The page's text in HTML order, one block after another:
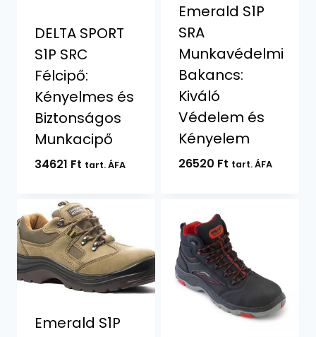
DELTA SPORT
S1P SRC
Félcipő:
Kényelmes és
Biztonságos
Munkacipő
34621 Ft tart. ÁFA
Emerald S1P
SRA
Munkavédelmi
Bakancs:
Kiváló
Védelem és
Kényelem
26520 Ft tart. ÁFA
Emerald S1P